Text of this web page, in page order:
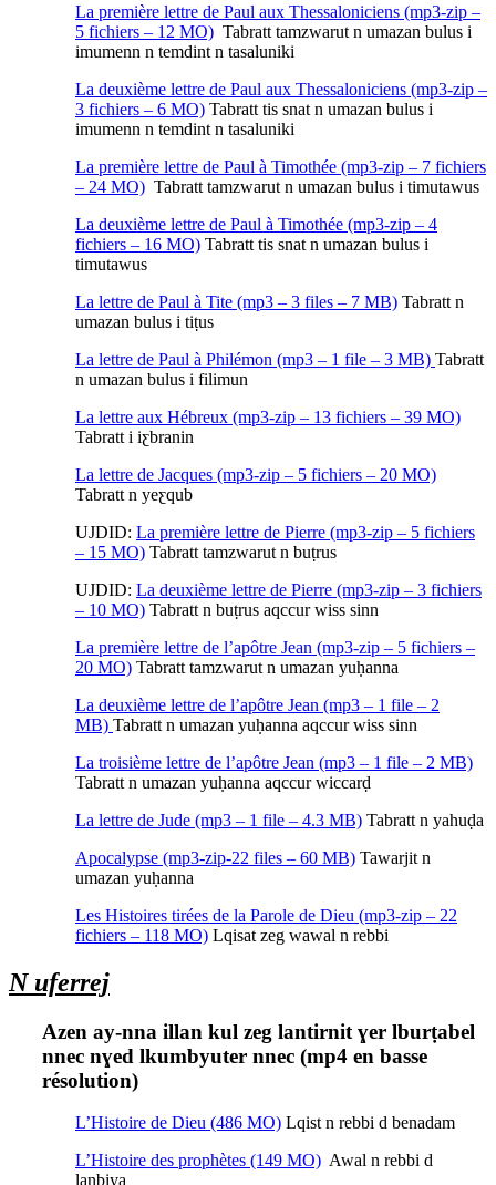
La première lettre de Paul aux Thessaloniciens (mp3-zip –
5 fichiers – 12 MO) Tabratt tamzwarut n umazan bulus i
imumenn n temdint n tasaluniki
La deuxième lettre de Paul aux Thessaloniciens (mp3-zip –
3 fichiers – 6 MO) Tabratt tis snat n umazan bulus i
imumenn n temdint n tasaluniki
La première lettre de Paul à Timothée (mp3-zip – 7 fichiers
– 24 MO) Tabratt tamzwarut n umazan bulus i timutawus
La deuxième lettre de Paul à Timothée (mp3-zip – 4
fichiers – 16 MO) Tabratt tis snat n umazan bulus i
timutawus
La lettre de Paul à Tite (mp3 – 3 files – 7 MB) Tabratt n
umazan bulus i tiṭus
La lettre de Paul à Philémon (mp3 – 1 file – 3 MB) Tabratt
n umazan bulus i filimun
La lettre aux Hébreux (mp3-zip – 13 fichiers – 39 MO)
Tabratt i iƹbranin
La lettre de Jacques (mp3-zip – 5 fichiers – 20 MO)
Tabratt n yeƹqub
UJDID: La première lettre de Pierre (mp3-zip – 5 fichiers
– 15 MO) Tabratt tamzwarut n buṭrus
UJDID: La deuxième lettre de Pierre (mp3-zip – 3 fichiers
– 10 MO) Tabratt n buṭrus aqccur wiss sinn
La première lettre de l’apôtre Jean (mp3-zip – 5 fichiers –
20 MO) Tabratt tamzwarut n umazan yuḥanna
La deuxième lettre de l’apôtre Jean (mp3 – 1 file – 2
MB) Tabratt n umazan yuḥanna aqccur wiss sinn
La troisième lettre de l’apôtre Jean (mp3 – 1 file – 2 MB)
Tabratt n umazan yuḥanna aqccur wiccarḍ
La lettre de Jude (mp3 – 1 file – 4.3 MB) Tabratt n yahuḍa
Apocalypse (mp3-zip-22 files – 60 MB) Tawarjit n
umazan yuḥanna
Les Histoires tirées de la Parole de Dieu (mp3-zip – 22
fichiers – 118 MO) Lqisat zeg wawal n rebbi
N uferrej
Azen ay-nna illan kul zeg lantirnit ɣer lburṭabel
nnec nɣed lkumbyuter nnec (mp4 en basse
résolution)
L’Histoire de Dieu (486 MO) Lqist n rebbi d benadam
L’Histoire des prophètes (149 MO) Awal n rebbi d
lanbiya